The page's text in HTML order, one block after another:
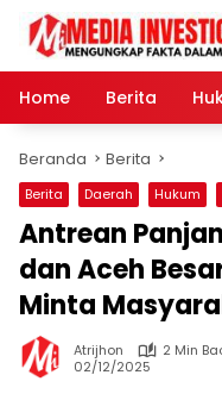
Langsung
konten
Home
Berita
Beranda Berita
Berita Daerah Hukum
Antrean
dan Aceh
Minta
Atrijhon
2 Min
02/12/2025